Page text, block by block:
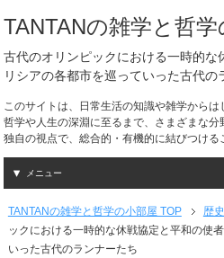
TANTANの雑学と哲学
古代のオリンピックにおける一時的
リシアの各都市を巡っていった古代の
このサイトは、日常生活の知識や雑学からは
哲学や人生の深淵に至るまで、さまざまな分
独自の視点で、総合的・有機的に結びつけ
メニュー
TANTANの雑学と哲学の小部屋 TOP 歴
ックにおける一時的な休戦協定と平和の使
いった古代のランナーたち